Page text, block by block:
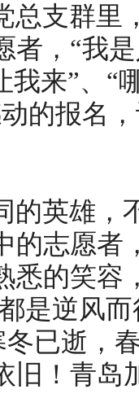
总支群里
者，“我
我来”、“
的报名
的英雄，
的志愿者
悉的笑容
是逆风
冬已逝，
旧！青岛